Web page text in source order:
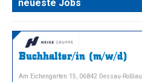
neueste Jobs
Buchhalter/in (m/w/d)
Am Eichengarten 15, 06842 Dessau-Roßlau